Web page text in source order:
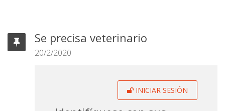
Se precisa veterinario
20/2/2020
INICIAR SESIÓN